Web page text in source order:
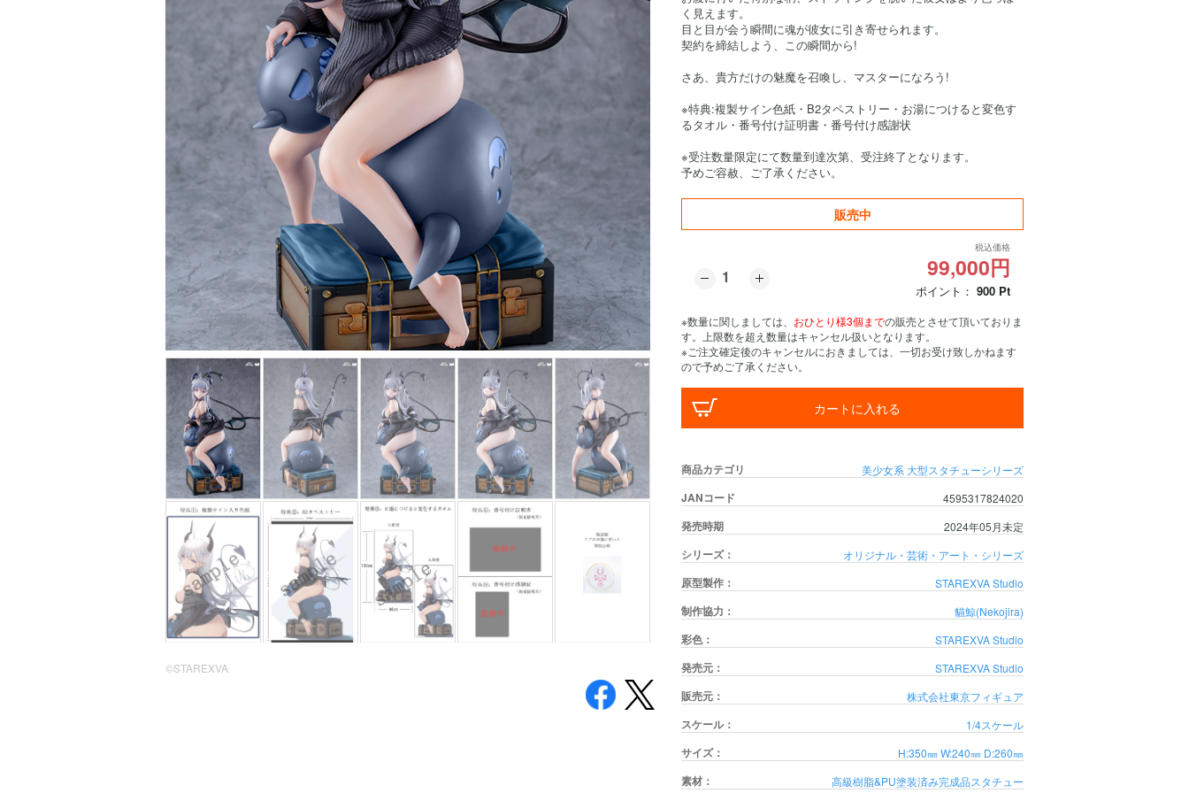
©STAREXVA
く見えます。
目と目が会う瞬間に魂が彼女に引き寄せられます。
契約を締結しよう、この瞬間から!
さあ、貴方だけの魅魔を召喚し、マスターになろう!
※特典:複製サイン色紙・B2タペストリー・お湯につけると変色す
るタオル・番号付け証明書・番号付け感謝状
※受注数量限定にて数量到達次第、受注終了となります。
予めご容赦、ご了承ください。
販売中
税込価格
99,000円
ポイント： 900 Pt
※数量に関しましては、 おひとり様3個までの販売とさせて頂いておりま
す。上限数を超え数量はキャンセル扱いとなります。
※ご注文確定後のキャンセルにおきましては、一切お受け致しかねます
ので予めご了承ください。
カートに入れる
商品カテゴリ 美少女系 大型スタチューシリーズ
JANコード 4595317824020
発売時期 2024年05月未定
シリーズ： オリジナル・芸術・アート・シリーズ
原型製作： STAREXVA Studio
制作協力： 貓鯨(Nekojira)
彩色： STAREXVA Studio
発売元： STAREXVA Studio
販売元： 株式会社東京フィギュア
スケール： 1/4スケール
サイズ： H:350㎜ W:240㎜ D:260㎜
素材： 高級樹脂&PU塗装済み完成品スタチュー